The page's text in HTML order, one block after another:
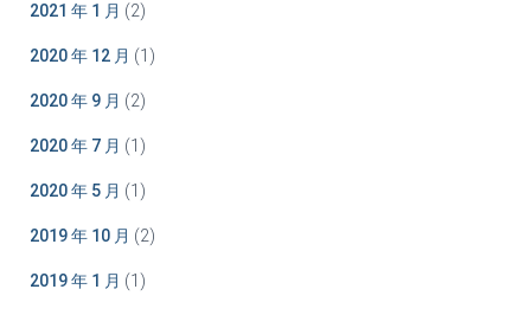
2021 年 1 月 (2)
2020 年 12 月 (1)
2020 年 9 月 (2)
2020 年 7 月 (1)
2020 年 5 月 (1)
2019 年 10 月 (2)
2019 年 1 月 (1)